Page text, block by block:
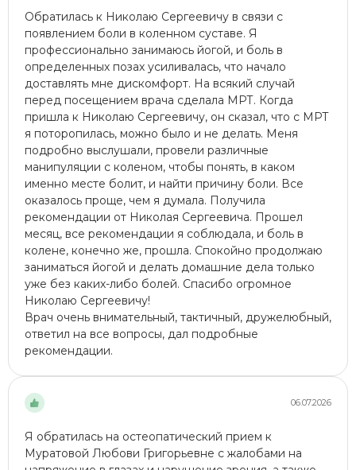
Обратилась к Николаю Сергеевичу в связи с
появлением боли в коленном суставе. Я
профессионально занимаюсь йогой, и боль в
определенных позах усиливалась, что начало
доставлять мне дискомфорт. На всякий случай
перед посещением врача сделала МРТ. Когда
пришла к Николаю Сергеевичу, он сказал, что с МРТ
я поторопилась, можно было и не делать. Меня
подробно выслушали, провели различные
манипуляции с коленом, чтобы понять, в каком
именно месте болит, и найти причину боли. Все
оказалось проще, чем я думала. Получила
рекомендации от Николая Сергеевича. Прошел
месяц, все рекомендации я соблюдала, и боль в
колене, конечно же, прошла. Спокойно продолжаю
заниматься йогой и делать домашние дела только
уже без каких-либо болей. Спасибо огромное
Николаю Сергеевичу!
Врач очень внимательный, тактичный, дружелюбный,
ответил на все вопросы, дал подробные
рекомендации.
06.07.2026
Я обратилась на остеопатический прием к
Муратовой Любови Григорьевне с жалобами на